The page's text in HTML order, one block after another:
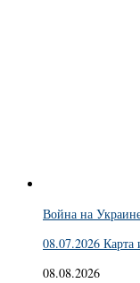
Война на
08.07.2026 Карта
08.08.2026